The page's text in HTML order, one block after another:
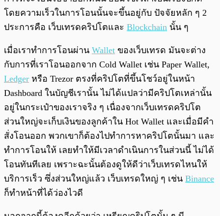
โดยความเร็วในการโอนนั้นจะขึ้นอยู่กับ ปัจจัยหลัก ๆ 2
ประการคือ เว็บเทรดคริปโตและ Blockchain นั้น ๆ
เมื่อเราทำการโอนผ่าน Wallet ของเว็บเทรด มันจะต่าง
กับการที่เราโอนออกจาก Cold Wallet เช่น Paper Wallet,
Ledger หรือ Trezor ตรงที่คริปโตที่ขึ้นโชว์อยู่ในหน้า
Dashboard ในบัญชีเรานั้น ไม่ได้แปลว่ามีคริปโตเหล่านั้น
อยู่ในกระเป๋าของเราจริง ๆ เนื่องจากเว็บเทรดคริปโต
ส่วนใหญ่จะเก็บเงินของลูกค้าใน Hot Wallet และเมื่อมีคำ
สั่งโอนออก พวกเขาก็ต้องไปทำการหาคริปโตนั้นมา และ
ทำการโอนให้ เลยทำให้มีเวลาดำเนินการในส่วนนี้ ไม่ได้
โอนทันทีเลย เพราะฉะนั้นต้องดูให้ดีว่าเว็บเทรดไหนให้
บริการเร็ว ซึ่งส่วนใหญ่แล้ว เว็บเทรดใหญ่ ๆ เช่น Binance
ก็ทำหน้าที่ได้ว่องไวดี